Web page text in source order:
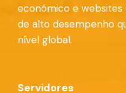
económico e
de alto desempenho
nível global.
Servidores